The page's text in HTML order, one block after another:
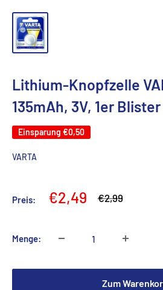
Lithium-Knopfzelle
135mAh, 3V, 1er Blister
Einsparung €0,50
VARTA
Preis: Sonderpreis
€2,49 Normalpreis
€2,99
Menge:
Zum